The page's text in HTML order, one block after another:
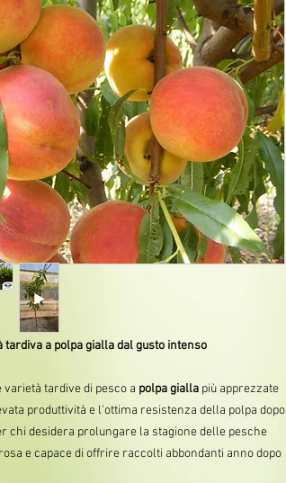
a polpa gialla dal gusto intenso
varietà tardive di pesco a polpa gialla più apprezzate
produttività e l'ottima resistenza della polpa dopo
chi desidera prolungare la stagione delle pesche
e capace di offrire raccolti abbondanti anno dopo